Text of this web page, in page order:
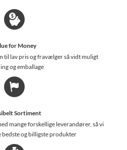
for Money
til lav pris og fravælger så vidt muligt
og emballage
Sortiment
mange forskellige leverandører, så vi
bedste og billigste produkter